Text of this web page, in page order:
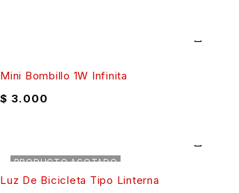
Mini Bombillo 1W Infinita
$ 3.000
PRODUCTO AGOTADO
Luz De Bicicleta Tipo Linterna